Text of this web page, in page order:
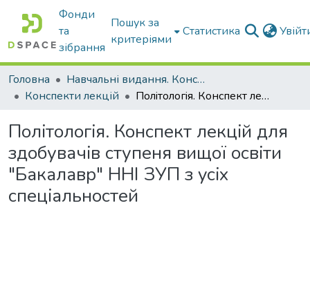
Фонди
та
зібрання
Пошук за
критеріями
Статистика
Головна
Навчальні видання. Конспекти лекцій
Конспекти лекцій
Полiтологiя. Конспект лекцiй для здобувачiв ступеня вищої освiти "Бакалавр" HHI ЗУП з ycix спецiальностей
Полiтологiя. Конспект лекцiй для
здобувачiв ступеня вищої освiти
"Бакалавр" HHI ЗУП з ycix
спецiальностей